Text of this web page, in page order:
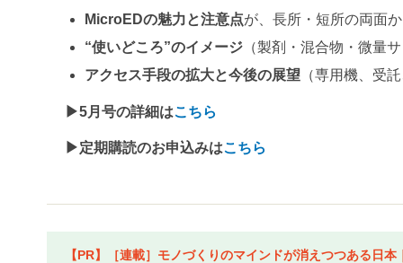
MicroEDの魅力と注意点が、長所・短所の両面
“使いどころ”のイメージ （製剤・混合物・微量
アクセス手段の拡大と今後の展望 （専用機、受
▶5月号の詳細はこちら
▶定期購読のお申込みはこちら
【PR】［連載］モノづくりのマインドが消えつつある日